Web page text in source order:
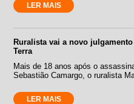
LER MAIS
Ruralista vai a novo
Terra
Mais de 18 anos após o
Sebastião Camargo, o ruralista
LER MAIS